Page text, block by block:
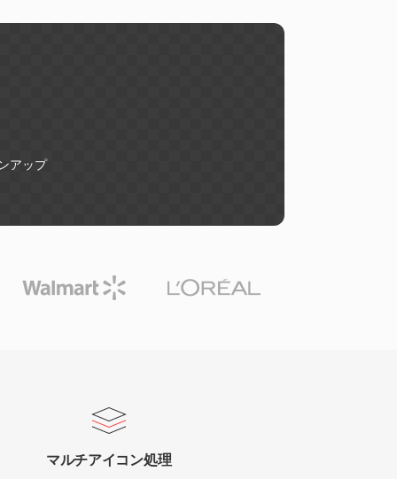
アップ
マルチアイコン処理